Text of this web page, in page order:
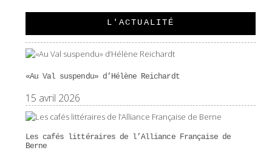
L'ACTUALITÉ
«Au Val suspendu» d’Hélène Reichardt
15 avril 2026
Les cafés littéraires de l’Alliance Française de
Berne